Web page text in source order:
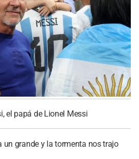
el papá de Lionel Messi
un grande y la tormenta nos trajo